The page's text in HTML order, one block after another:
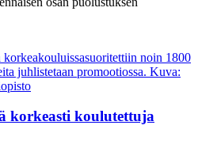
korkeasti koulutettuja